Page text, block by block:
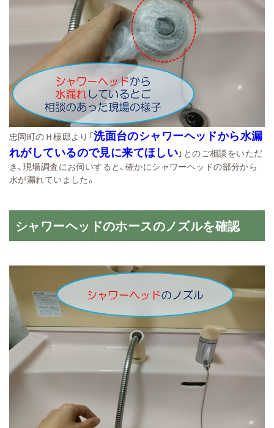
忠岡町のＨ様邸より「洗面台のシャワーヘッドから水漏
れがしているので見に来てほしい」とのご相談をいただ
き、現場調査にお伺いすると、確かにシャワーヘッドの部分から
水が漏れていました。
シャワーヘッドのホースのノズルを確認